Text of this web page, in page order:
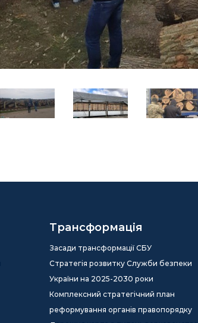
Трансформація
Засади трансформації СБУ
Стратегія розвитку Служби безпеки
України на 2025-2030 роки
Комплексний стратегічний план
реформування органів правопорядку